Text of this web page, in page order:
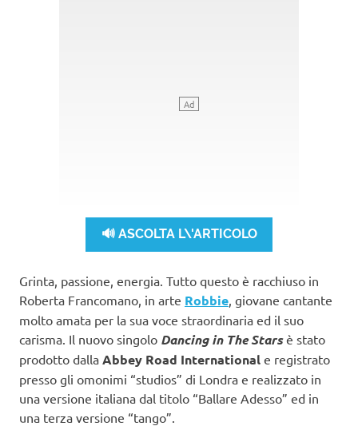
🔊 ASCOLTA L\'ARTICOLO
Grinta, passione, energia. Tutto questo è racchiuso in
Roberta Francomano, in arte Robbie , giovane cantante
molto amata per la sua voce straordinaria ed il suo
carisma. Il nuovo singolo Dancing in The Starsè stato
prodotto dalla Abbey Road International e registrato
presso gli omonimi “studios” di Londra e realizzato in
una versione italiana dal titolo “Ballare Adesso” ed in
una terza versione “tango”.